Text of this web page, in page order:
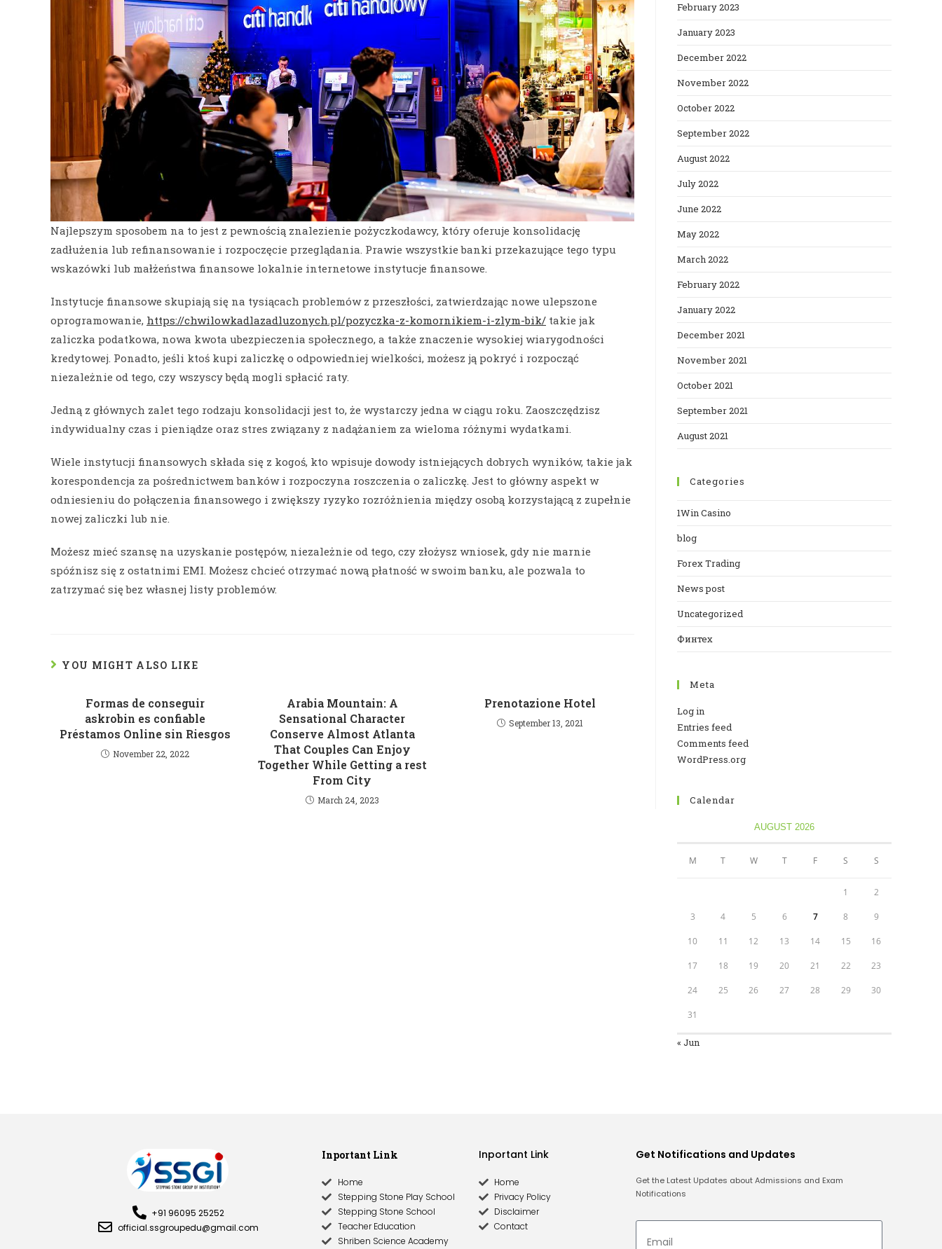
Najlepszym sposobem na to jest z pewnością znalezienie pożyczkodawcy, który oferuje konsolidację
zadłużenia lub refinansowanie i rozpoczęcie przeglądania. Prawie wszystkie banki przekazujące tego typu
wskazówki lub małżeństwa finansowe lokalnie internetowe instytucje finansowe.
Instytucje finansowe skupiają się na tysiącach problemów z przeszłości, zatwierdzając nowe ulepszone
oprogramowanie, https://chwilowkadlazadluzonych.pl/pozyczka-z-komornikiem-i-zlym-bik/ takie jak
zaliczka podatkowa, nowa kwota ubezpieczenia społecznego, a także znaczenie wysokiej wiarygodności
kredytowej. Ponadto, jeśli ktoś kupi zaliczkę o odpowiedniej wielkości, możesz ją pokryć i rozpocząć
niezależnie od tego, czy wszyscy będą mogli spłacić raty.
Jedną z głównych zalet tego rodzaju konsolidacji jest to, że wystarczy jedna w ciągu roku. Zaoszczędzisz
indywidualny czas i pieniądze oraz stres związany z nadążaniem za wieloma różnymi wydatkami.
Wiele instytucji finansowych składa się z kogoś, kto wpisuje dowody istniejących dobrych wyników, takie jak
korespondencja za pośrednictwem banków i rozpoczyna roszczenia o zaliczkę. Jest to główny aspekt w
odniesieniu do połączenia finansowego i zwiększy ryzyko rozróżnienia między osobą korzystającą z zupełnie
nowej zaliczki lub nie.
Możesz mieć szansę na uzyskanie postępów, niezależnie od tego, czy złożysz wniosek, gdy nie marnie
spóźnisz się z ostatnimi EMI. Możesz chcieć otrzymać nową płatność w swoim banku, ale pozwala to
zatrzymać się bez własnej listy problemów.
YOU MIGHT ALSO LIKE
Formas de conseguir
askrobin es confiable
Préstamos Online sin Riesgos
November 22, 2022
Arabia Mountain: A
Sensational Character
Conserve Almost Atlanta
That Couples Can Enjoy
Together While Getting a rest
From City
March 24, 2023
Prenotazione Hotel
September 13, 2021
February 2023
January 2023
December 2022
November 2022
October 2022
September 2022
August 2022
July 2022
June 2022
May 2022
March 2022
February 2022
January 2022
December 2021
November 2021
October 2021
September 2021
August 2021
Categories
1Win Casino
blog
Forex Trading
News post
Uncategorized
Финтех
Meta
Log in
Entries feed
Comments feed
WordPress.org
Calendar
AUGUST 2026
M T W T F S S
1 2
3 4 5 6 7 8 9
10 11 12 13 14 15 16
17 18 19 20 21 22 23
24 25 26 27 28 29 30
31
« Jun
+91 96095 25252
official.ssgroupedu@gmail.com
Inportant Link
Home
Stepping Stone Play School
Stepping Stone School
Teacher Education
Shriben Science Academy
Inportant Link​
Home
Privacy Policy
Disclaimer
Contact
Get Notifications and Updates
Get the Latest Updates about Admissions and Exam
Notifications